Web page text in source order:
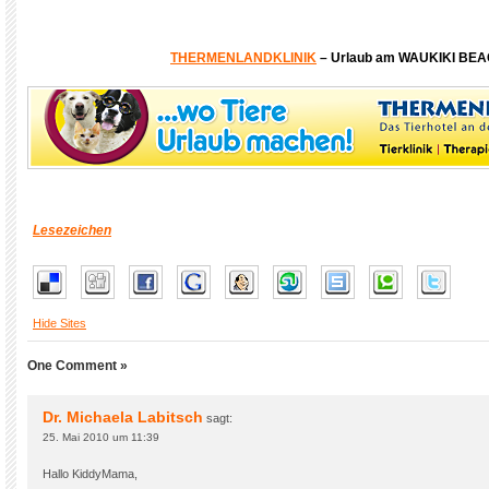
THERMENLANDKLINIK – Urlaub am WAUKIKI
Lesezeichen
Hide Sites
One Comment »
Dr. Michaela Labitsch sagt:
25. Mai 2010 um 11:39
Hallo KiddyMama,